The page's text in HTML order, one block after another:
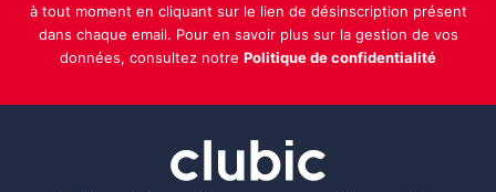
à tout moment en cliquant sur le lien de désinscription présent
dans chaque email. Pour en savoir plus sur la gestion de vos
données, consultez notre Politique de confidentialité